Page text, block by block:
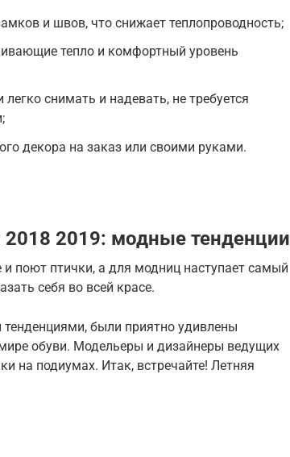
и швов, что снижает теплопроводность;
тепло и комфортный уровень
снимать и надевать, не требуется
декора на заказ или своими руками.
2019: модные тенденции
и поют птички, а для модниц наступает самый
себя во всей красе.
были приятно удивлены
обуви. Модельеры и дизайнеры ведущих
на подиумах. Итак, встречайте! Летняя